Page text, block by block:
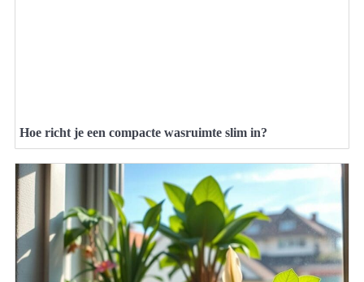
Hoe richt je een compacte wasruimte slim in?